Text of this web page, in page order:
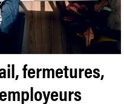
fermetures,